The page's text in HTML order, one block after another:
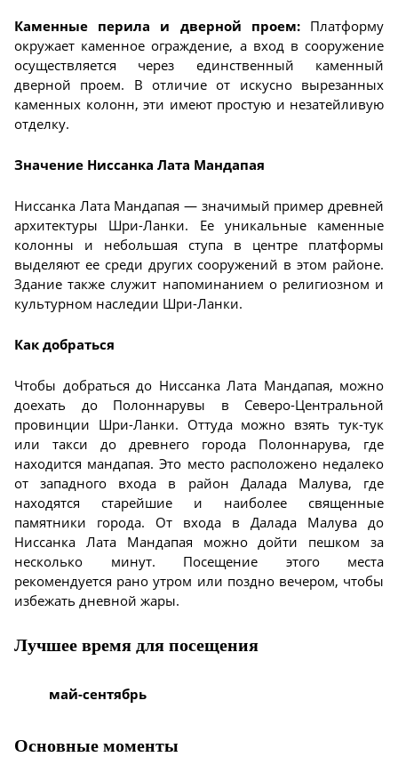
Каменные перила и дверной проем: Платформу
окружает каменное ограждение, а вход в сооружение
осуществляется через единственный каменный
дверной проем. В отличие от искусно вырезанных
каменных колонн, эти имеют простую и незатейливую
отделку.
Значение Ниссанка Лата Мандапая
Ниссанка Лата Мандапая — значимый пример древней
архитектуры Шри-Ланки. Ее уникальные каменные
колонны и небольшая ступа в центре платформы
выделяют ее среди других сооружений в этом районе.
Здание также служит напоминанием о религиозном и
культурном наследии Шри-Ланки.
Как добраться
Чтобы добраться до Ниссанка Лата Мандапая, можно
доехать до Полоннарувы в Северо-Центральной
провинции Шри-Ланки. Оттуда можно взять тук-тук
или такси до древнего города Полоннарува, где
находится мандапая. Это место расположено недалеко
от западного входа в район Далада Малува, где
находятся старейшие и наиболее священные
памятники города. От входа в Далада Малува до
Ниссанка Лата Мандапая можно дойти пешком за
несколько минут. Посещение этого места
рекомендуется рано утром или поздно вечером, чтобы
избежать дневной жары.
Лучшее время для посещения
май-сентябрь
Основные моменты